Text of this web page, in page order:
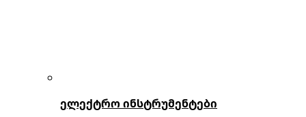
ელექტრო ინსტრუმენტები